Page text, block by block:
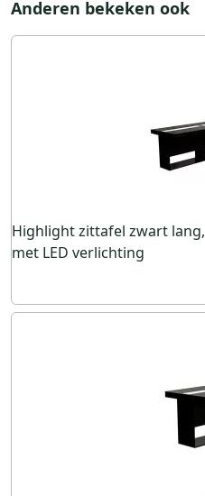
Anderen bekeken ook
Highlight zittafel zwart lang,
met LED verlichting